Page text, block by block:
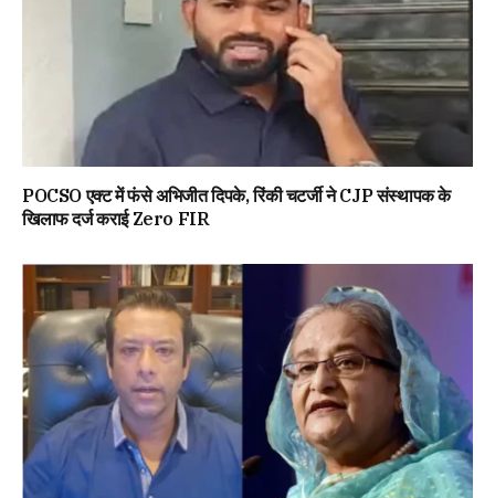
POCSO एक्ट में फंसे अभिजीत दिपके, रिंकी चटर्जी ने CJP संस्थापक के
खिलाफ दर्ज कराई Zero FIR